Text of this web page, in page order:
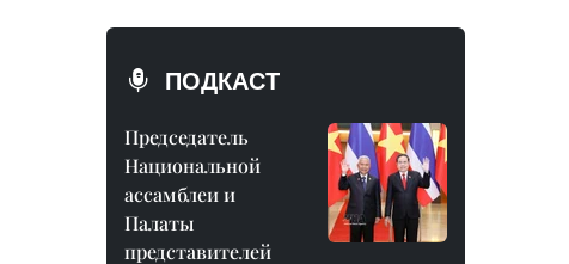
ПОДКАСТ
Председатель
Национальной
ассамблеи и
Палаты
представителей